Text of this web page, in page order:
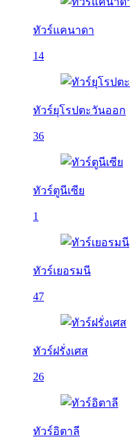
ทัวร์แคนาดา
14
ทัวร์ยุโรปตะวันออก
36
ทัวร์ตูนีเซีย
1
ทัวร์เยอรมนี
47
ทัวร์ฝรั่งเศส
26
ทัวร์อิตาลี